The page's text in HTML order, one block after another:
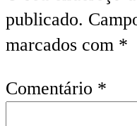
publicado.
marcados com *
Comentário *